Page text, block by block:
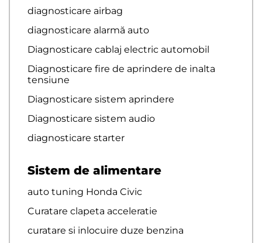
diagnosticare airbag
diagnosticare alarmă auto
Diagnosticare cablaj electric automobil
Diagnosticare fire de aprindere de inalta
tensiune
Diagnosticare sistem aprindere
Diagnosticare sistem audio
diagnosticare starter
Sistem de alimentare
auto tuning Honda Civic
Curatare clapeta acceleratie
curatare si inlocuire duze benzina